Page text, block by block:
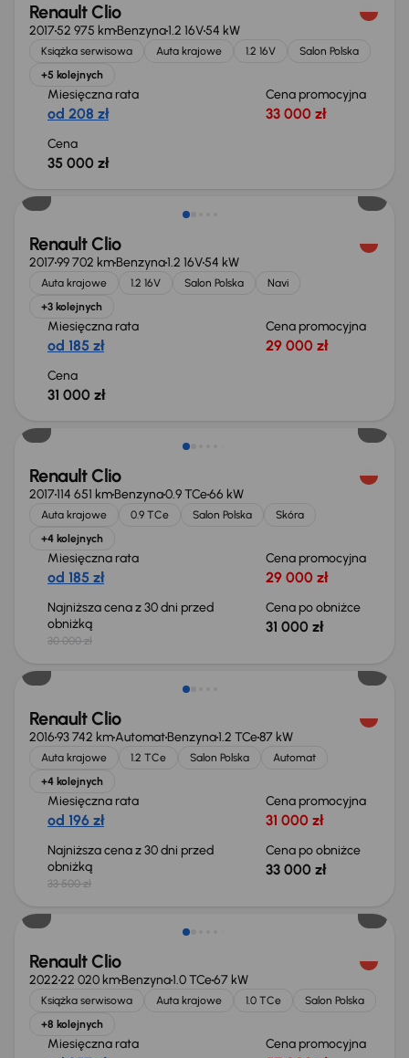
Renault Clio
201752 975 kmBenzyna1.2 16V54 kW
Książka serwisowa Auta krajowe 1.2 16V
Salon Polska
+5 kolejnych
Miesięczna rata
od 208 zł
Cena promocyjna
33 000 zł
Cena
35 000 zł
Extra zniżka 2 050 zł
Renault Clio
201799 702 kmBenzyna1.2 16V54 kW
Auta krajowe 1.2 16V Salon Polska
Navi
+3 kolejnych
Miesięczna rata
od 185 zł
Cena promocyjna
29 000 zł
Cena
31 000 zł
Renault Clio
2017114 651 kmBenzyna0.9 TCe66 kW
Auta krajowe 0.9 TCe Salon Polska
Skóra
+4 kolejnych
Miesięczna rata
od 185 zł
Cena promocyjna
29 000 zł
Najniższa cena z 30 dni przed
obniżką
30 000 zł
Cena po obniżce
31 000 zł
Taniej o 500 zł
Renault Clio
201693 742 kmAutomatBenzyna1.2 TCe87 kW
Auta krajowe 1.2 TCe Salon Polska
Automat
+4 kolejnych
Miesięczna rata
od 196 zł
Cena promocyjna
31 000 zł
Najniższa cena z 30 dni przed
obniżką
33 500 zł
Cena po obniżce
33 000 zł
Renault Clio
202222 020 kmBenzyna1.0 TCe67 kW
Książka serwisowa Auta krajowe 1.0 TCe
Salon Polska
+8 kolejnych
Miesięczna rata Cena promocyjna